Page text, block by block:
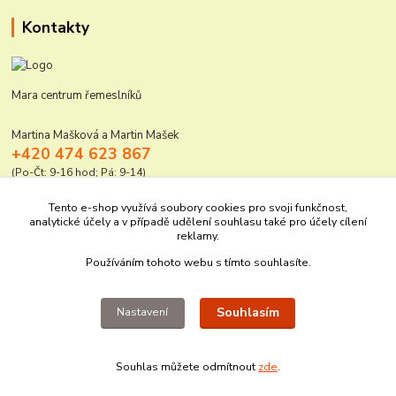
Kontakty
Mara centrum řemeslníků
Martina Mašková a Martin Mašek
+420 474 623 867
(Po-Čt: 9-16 hod; Pá: 9-14)
mara@elektro-naradi.cz
Upravit sběr cookies.
Tento e-shop využívá soubory cookies pro svoji funkčnost,
analytické účely a v případě udělení souhlasu také pro účely cílení
reklamy.
Používáním tohoto webu s tímto souhlasíte.
Nastavení Souhlasím
Souhlas můžete odmítnout zde.